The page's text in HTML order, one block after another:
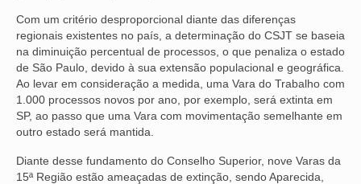
RIBEIRÃO PRETO
SÃO JOSÉ DOS CAMPOS
SÃO JOSÉ DO RIO PRETO
NOTÍCIAS
Com um critério desproporcional diante das diferenças
regionais existentes no país, a determinação do CSJT se baseia
na diminuição percentual de processos, o que penaliza o estado
de São Paulo, devido à sua extensão populacional e geográfica.
Ao levar em consideração a medida, uma Vara do Trabalho com
1.000 processos novos por ano, por exemplo, será extinta em
SP, ao passo que uma Vara com movimentação semelhante em
outro estado será mantida.
Diante desse fundamento do Conselho Superior, nove Varas da
15ª Região estão ameaçadas de extinção, sendo Aparecida,